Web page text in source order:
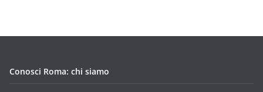
Conosci Roma: chi siamo